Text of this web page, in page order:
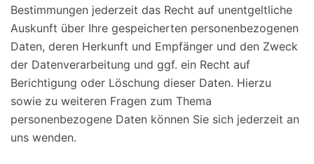
Bestimmungen jederzeit das Recht auf unentgeltliche
Auskunft über Ihre gespeicherten personenbezogenen
Daten, deren Herkunft und Empfänger und den Zweck
der Datenverarbeitung und ggf. ein Recht auf
Berichtigung oder Löschung dieser Daten. Hierzu
sowie zu weiteren Fragen zum Thema
personenbezogene Daten können Sie sich jederzeit an
uns wenden.